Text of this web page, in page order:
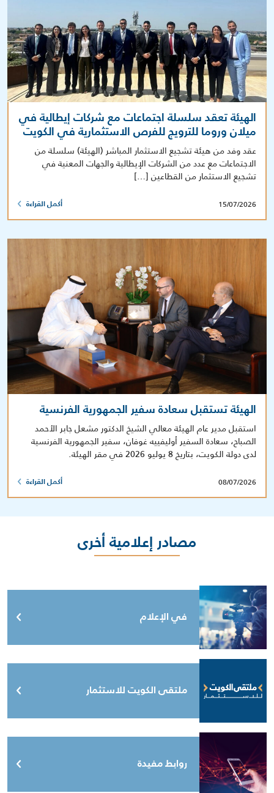
الهيئة تعقد سلسلة اجتماعات مع شركات إيطالية في
ميلان وروما للترويج للفرص الاستثمارية في الكويت
عقد وفد من هيئة تشجيع الاستثمار المباشر (الهيئة) سلسلة من
الاجتماعات مع عدد من الشركات الإيطالية والجهات المعنية في
تشجيع الاستثمار من القطاعين […]
15/07/2026 أكمل القراءة
الهيئة تستقبل سعادة سفير الجمهورية الفرنسية
استقبل مدير عام الهيئة معالي الشيخ الدكتور مشعل جابر الأحمد
الصباح، سعادة السفير أوليفييه غوفان، سفير الجمهورية الفرنسية
لدى دولة الكويت، بتاريخ 8 يوليو 2026 في مقر الهيئة.
08/07/2026 أكمل القراءة
مصادر إعلامية أخرى
في الإعلام
ملتقى الكويت للاستثمار
روابط مفيدة